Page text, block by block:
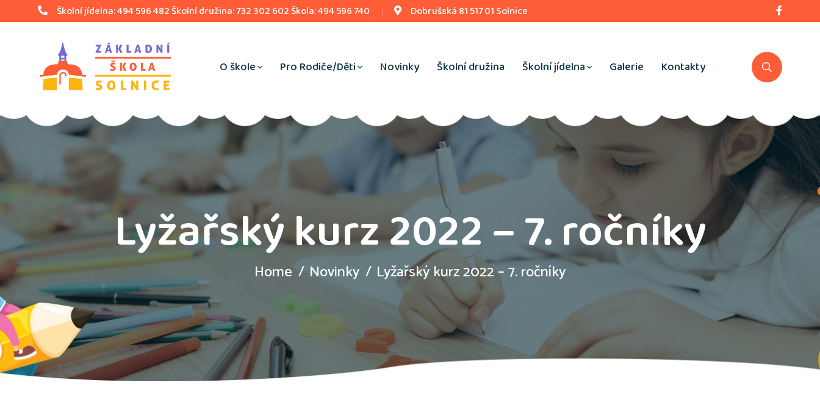
Školní jídelna: 494 596 482 Školní družina: 732 302 602 Škola: 494 596 740 Dobrušská 81 517 01 Solnice
O škole Pro Rodiče/Děti Novinky Školní družina Školní jídelna Galerie Kontakty
Lyžařský kurz 2022 – 7. ročníky
Home Novinky Lyžařský kurz 2022 – 7. ročníky